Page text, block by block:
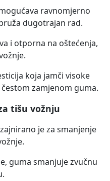
ravnomjerno
dugotrajan rad.
i otporna na oštećenja,
koja jamči visoke
zamjenom guma.
tišu vožnju
je za smanjenje
guma smanjuje zvučnu